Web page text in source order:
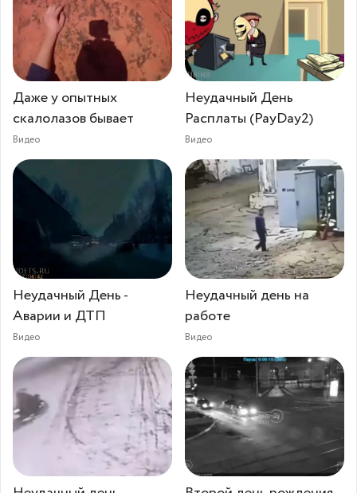
Даже у опытных
скалолазов бывает
Видео
Неудачный День
Расплаты (PayDay2)
Видео
Неудачный День -
Аварии и ДТП
Видео
Неудачный день на
работе
Видео